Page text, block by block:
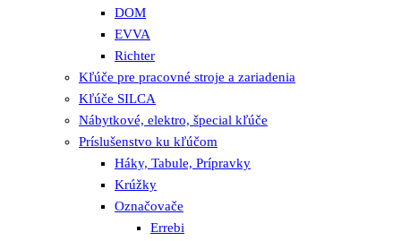
DOM
EVVA
Richter
Kľúče pre pracovné stroje a zariadenia
Kľúče SILCA
Nábytkové, elektro, špecial kľúče
Príslušenstvo ku kľúčom
Háky, Tabule, Prípravky
Krúžky
Označovače
Errebi